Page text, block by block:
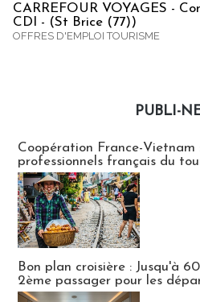
CARREFOUR VOYAGES -
CDI - (St Brice (77))
OFFRES D'EMPLOI TOURISME
PUBLI-
Coopération France-Vietnam
professionnels français du
Bon plan croisière : Jusqu'à
2ème passager pour les